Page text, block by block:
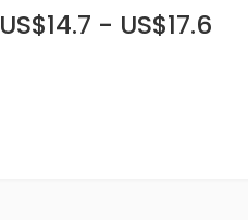
US$14.7 - US$17.6